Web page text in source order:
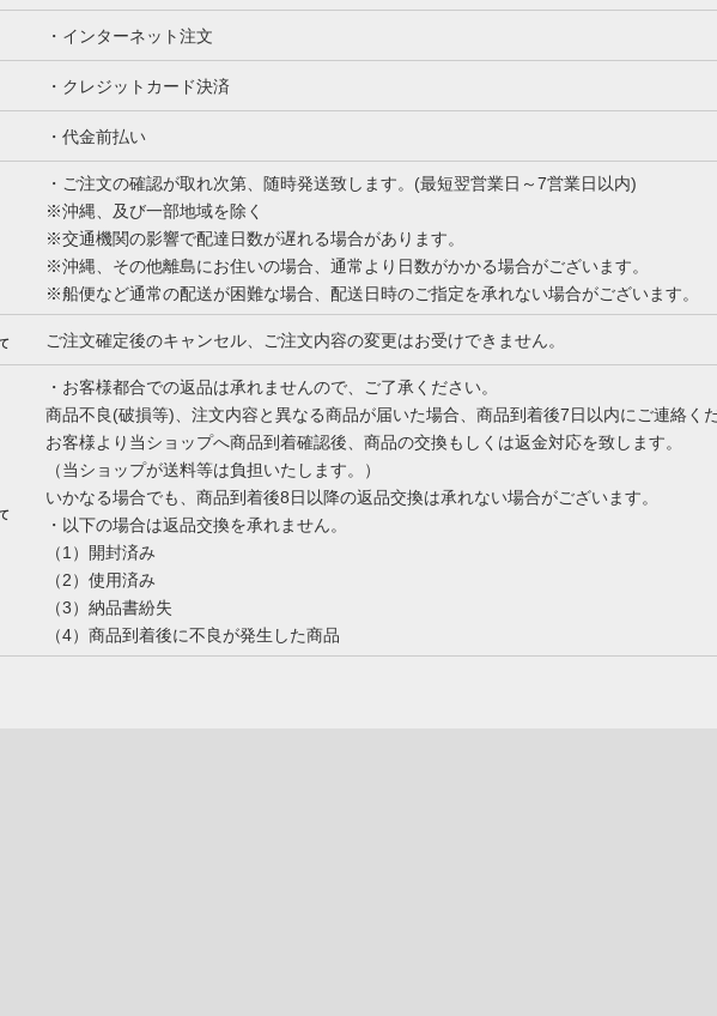
・インターネット注文
・クレジットカード決済
・代金前払い
・ご注文の確認が取れ次第、随時発送致します。(最短翌営業日～7営業日以内)
※沖縄、及び一部地域を除く
※交通機関の影響で配達日数が遅れる場合があります。
※沖縄、その他離島にお住いの場合、通常より日数がかかる場合がございます。
※船便など通常の配送が困難な場合、配送日時のご指定を承れない場合がございます。
ご注文確定後のキャンセル、ご注文内容の変更はお受けできません。
・お客様都合での返品は承れませんので、ご了承ください。
商品不良(破損等)、注文内容と異なる商品が届いた場合、商品到着後7日以内にご連絡く
お客様より当ショップへ商品到着確認後、商品の交換もしくは返金対応を致します。
（当ショップが送料等は負担いたします。）
いかなる場合でも、商品到着後8日以降の返品交換は承れない場合がございます。
・以下の場合は返品交換を承れません。
（1）開封済み
（2）使用済み
（3）納品書紛失
（4）商品到着後に不良が発生した商品